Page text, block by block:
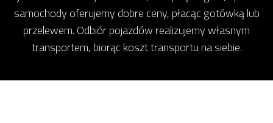
samochody oferujemy dobre ceny, płacąc gotówką lub
przelewem. Odbiór pojazdów realizujemy własnym
transportem, biorąc koszt transportu na siebie.